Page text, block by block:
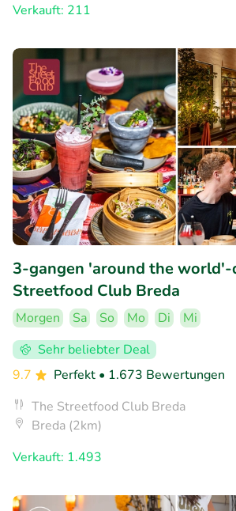
Verkauft: 211
3-gangen 'around the world'-
Streetfood Club Breda
Morgen Sa So Mo Di
Mi
Sehr beliebter Deal
9.7
Perfekt • 1.673 Bewertungen
The Streetfood Club Breda
Breda (2km)
Verkauft: 1.493